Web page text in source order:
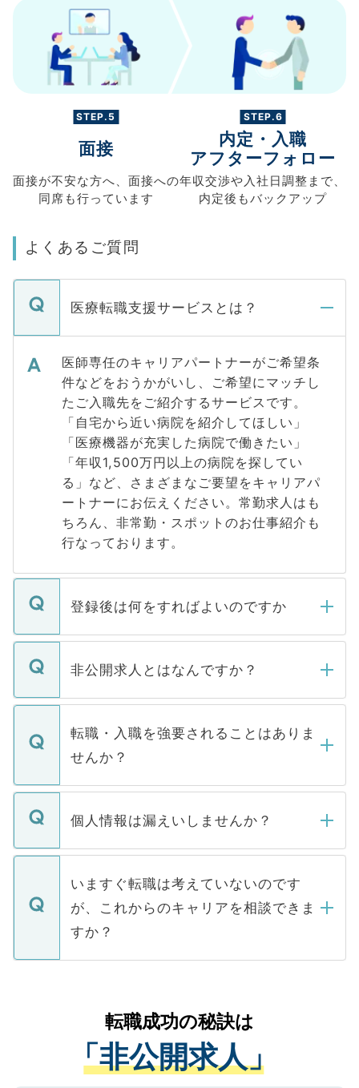
STEP.5
面接
面接が不安な方へ、 面接への
同席も行っています
STEP.6
内定・入職
アフターフォロー
年収交渉や入社日調整まで、
内定後もバックアップ
よくあるご質問
医療転職支援サービスとは？
医師専任のキャリアパートナーがご希望条
件などをおうかがいし、ご希望にマッチし
たご入職先をご紹介するサービスです。
「自宅から近い病院を紹介してほしい」
「医療機器が充実した病院で働きたい」
「年収1,500万円以上の病院を探してい
る」など、さまざまなご要望をキャリアパ
ートナーにお伝えください。常勤求人はも
ちろん、非常勤・スポットのお仕事紹介も
行なっております。
登録後は何をすればよいのですか
ご登録いただきましたら、弊社担当者がご
登録内容を確認し、その後メールもしくは
ます。通常、5営業日以内にはご連絡をせて
いただきますので、しばらくお待ちくださ
非公開求人とはなんですか？
マイナビDOCTORで取り扱っている求人の
うち約3割は、Webサイトからご覧いただ
けない「非公開求人」です。非公開求人は
下記の理由によって、一般には公開してい
ません。
■応募殺到を避けるため 人気のある医療機
関を公にしてしまうと、応募が殺到する場
に、医療機関が求める条件に合った人材の
みを人材紹介会社に依頼するケースが増え
ています。
転職・入職を強要されることはありま
せんか？
転職・入職を強要することは一切ありませ
ん。また、仮に応募先から内定をいただい
定を承諾する必要はありません。内定先へ
の辞退の連絡はキャリアパートナーが行い
個人情報は漏えいしませんか？
個人情報が漏えいすることはありませんの
で、ご安心ください。当サイトからの登録
などで収集したご登録者様の個人情報は、
ご本人のキャリアアップおよび転職活動の
支援を目的に使用いたします。お預かりし
ているすべての個人データはご本人の許可
は、個人情報の取り扱いについての厳密な
管理基準を満たした事業者のみに付与され
る、プライバシーマークを取得済みです。
いますぐ転職は考えていないのです
が、これからのキャリアを相談できま
すか？
かがいして、現在の医療機関の状況や紹介
経験をまじえながら、適切なアドバイスを
させていただきます。すぐにご転職をされ
ない方には、長期的なサポートが可能です
転職成功の秘訣は
「非公開求人」